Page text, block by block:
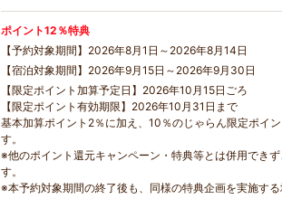
ポイント12％特典
【予約対象期間】2026年8月1日～2026年8月14日
【宿泊対象期間】2026年9月15日～2026年9月30日
【限定ポイント加算予定日】2026年10月15日ごろ
【限定ポイント有効期限】2026年10月31日まで
基本加算ポイント2％に加え、10％のじゃらん限定ポイ
す。
※他のポイント還元キャンペーン・特典等とは併用でき
す。
※本予約対象期間の終了後も、同様の特典企画を実施す